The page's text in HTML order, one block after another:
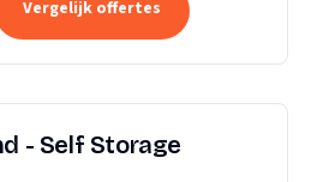
Vergelijk offertes
- Self Storage